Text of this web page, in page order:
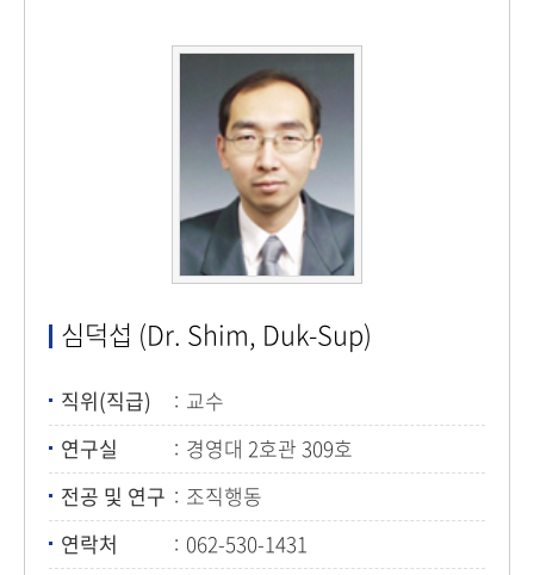
심덕섭 (Dr. Shim, Duk-Sup)
직위(직급)
교수
연구실
경영대 2호관 309호
전공 및 연구
조직행동
연락처
062-530-1431